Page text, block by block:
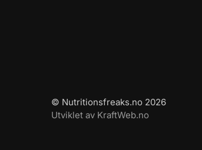
© Nutritionsfreaks.no 2026
Utviklet av KraftWeb.no